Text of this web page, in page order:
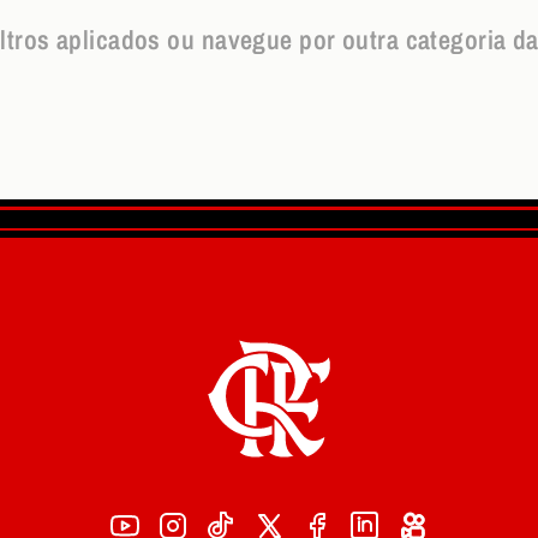
aplicados ou navegue por outra categoria